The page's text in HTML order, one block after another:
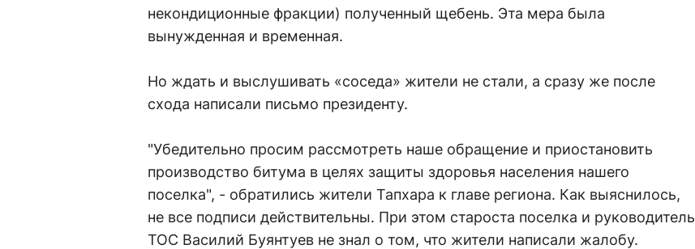
некондиционные фракции) полученный щебень. Эта мера была
вынужденная и временная.
Но ждать и выслушивать «соседа» жители не стали, а сразу же после
схода написали письмо президенту.
"Убедительно просим рассмотреть наше обращение и приостановить
производство битума в целях защиты здоровья населения нашего
поселка", - обратились жители Тапхара к главе региона. Как выяснилось,
не все подписи действительны. При этом староста поселка и руководитель
ТОС Василий Буянтуев не знал о том, что жители написали жалобу.